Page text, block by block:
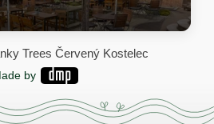
Trees Červený Kostelec
by